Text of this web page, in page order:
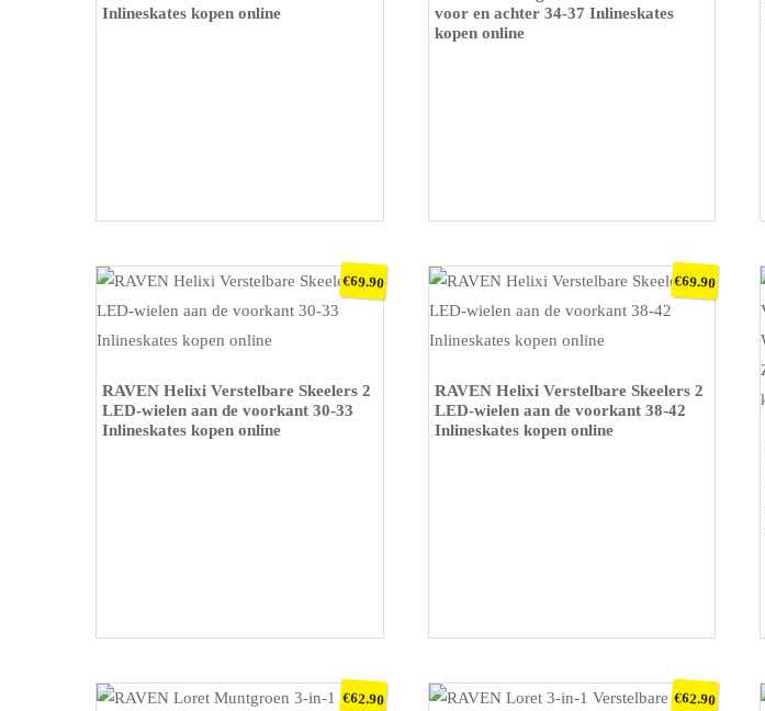
Inlineskates kopen online
voor en achter 34-37 Inlineskates
kopen online
RAVEN Helixi Verstelbare Skeelers 2
LED-wielen aan de voorkant 30-33
Inlineskates kopen online
€69.90
RAVEN Helixi Verstelbare Skeelers 2
LED-wielen aan de voorkant 38-42
Inlineskates kopen online
€69.90
€62.90 €62.90